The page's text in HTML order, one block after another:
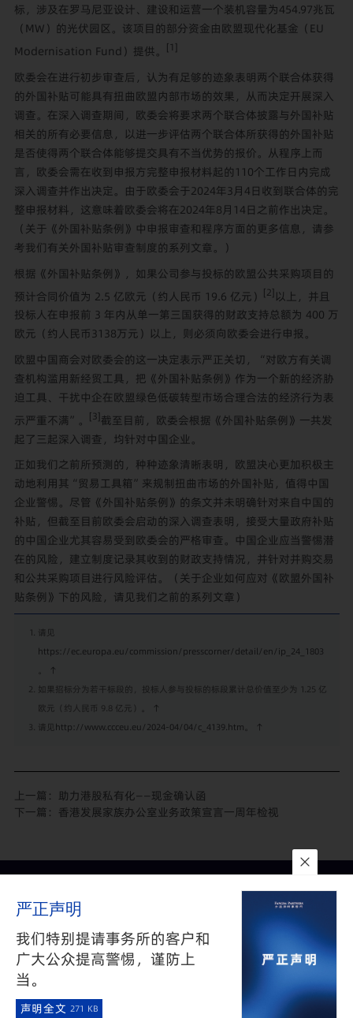
标，涉及在罗马尼亚设计、建设和运营一个装机容量为454.97兆瓦
（MW）的光伏园区。该项目的部分资金由欧盟现代化基金（EU
Modernisation Fund）提供。
[1]
欧委会在进行初步审查后，认为有足够的迹象表明两个联合体获得
的外国补贴可能具有扭曲欧盟内部市场的效果，从而决定开展深入
调查。在深入调查期间，欧委会将要求两个联合体披露与外国补贴
相关的所有必要信息，以进一步评估两个联合体所获得的外国补贴
是否使得两个联合体能够提交具有不当优势的报价。从程序上而
言，欧委会需在收到申报方完整申报材料起的110个工作日内完成
深入调查并作出决定。由于欧委会于2024年3月4日收到联合体的完
整申报材料，这意味着欧委会将在2024年8月14日之前作出决定。
（关于《外国补贴条例》中申报审查和程序方面的更多信息，请参
考我们有关外国补贴审查制度的系列文章。）
根据《外国补贴条例》，如果公司参与投标的欧盟公共采购项目的
预计合同价值为 2.5 亿欧元（约人民币 19.6 亿元） [2] 以上，并且
投标人在申报前 3 年内从单一第三国获得的财政支持总额为 400 万
欧元（约人民币3138万元）以上，则必须向欧委会进行申报。
欧盟中国商会对欧委会的这一决定表示严正关切，“对欧方有关调
查机构滥用新经贸工具，把《外国补贴条例》作为一个新的经济胁
迫工具、干扰中企在欧盟绿色低碳转型市场合理合法的经济行为表
示严重不满”。
[3]截至目前，欧委会根据《外国补贴条例》一共发
起了三起深入调查，均针对中国企业。
正如我们之前所预测的，种种迹象清晰表明，欧盟决心更加积极主
动地利用其“贸易工具箱”来规制扭曲市场的外国补贴，值得中国
企业警惕。尽管《外国补贴条例》的条文并未明确针对来自中国的
补贴，但截至目前欧委会启动的深入调查表明，接受大量政府补贴
的中国企业尤其容易受到欧委会的严格审查。中国企业应当警惕潜
在的风险，建立制度记录其收到的财政支持情况，并针对并购交易
和公共采购项目进行风险评估。（关于企业如何应对《欧盟外国补
贴条例》下的风险，请见我们之前的系列文章 ）
请见
https://ec.europa.eu/commission/presscorner/detail/en/ip_24_1803
↑
如果招标分为若干标段的，投标人参与投标的标段累计总价值至少为 1.25 亿
欧元（约人民币 9.8 亿元）。
↑
请见 http://www.ccceu.eu/2024-04/04/c_4139.htm ↑
上一篇： 助力港股私有化——现金确认函
下一篇： 香港发展家族办公室业务政策宣言一周年检视
沪ICP备05009743号-1
沪公网安备 31010602002626号
©2025 FANGDA PARTNERS. ALL RIGHTS RESERVED 上海市方达
律师事务所版权所有
严正声明
我们特别提请事务所的客户和
广大公众提高警惕，谨防上
当。
声明全文 271 KB